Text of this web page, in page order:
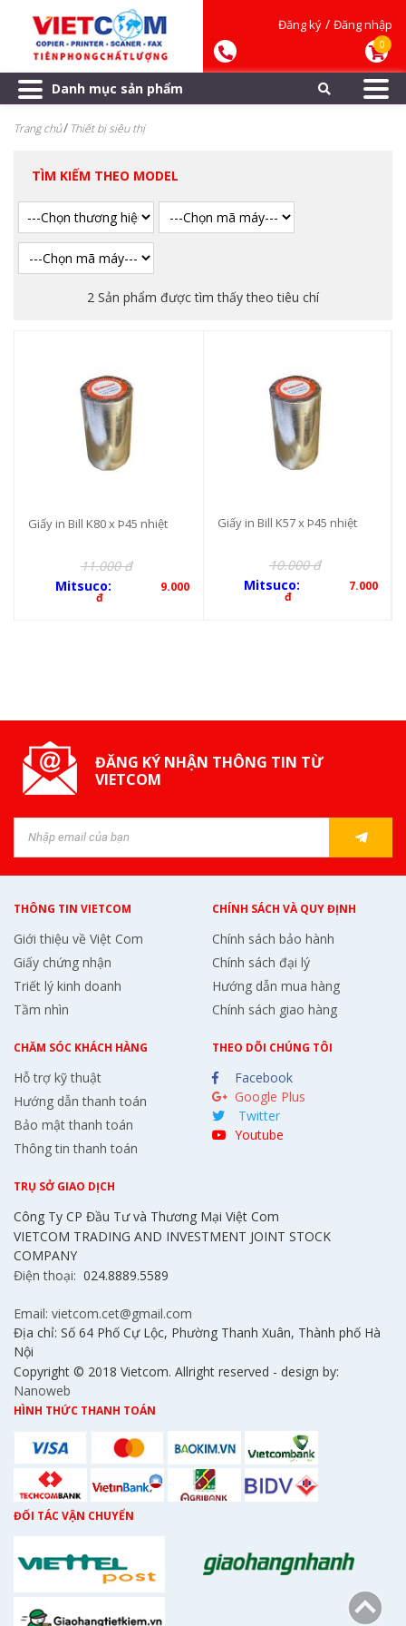
Đăng ký / Đăng nhập
0
Danh mục sản phẩm
Trang chủ Thiết bị siêu thị
TÌM KIẾM THEO MODEL
2 Sản phẩm được tìm thấy theo tiêu chí
Giấy in Bill K80 x Þ45 nhiệt
11.000 đ
Mitsuco:
9.000
đ
Giấy in Bill K57 x Þ45 nhiệt
10.000 đ
Mitsuco:
7.000
đ
ĐĂNG KÝ NHẬN THÔNG TIN TỪ
VIETCOM
THÔNG TIN VIETCOM
Giới thiệu về Việt Com
Giấy chứng nhận
Triết lý kinh doanh
Tầm nhìn
CHÍNH SÁCH VÀ QUY ĐỊNH
Chính sách bảo hành
Chính sách đại lý
Hướng dẫn mua hàng
Chính sách giao hàng
CHĂM SÓC KHÁCH HÀNG
Hỗ trợ kỹ thuật
Hướng dẫn thanh toán
Bảo mật thanh toán
Thông tin thanh toán
THEO DÕI CHÚNG TÔI
Facebook
Google Plus
Twitter
Youtube
TRỤ SỞ GIAO DỊCH
Công Ty CP Đầu Tư và Thương Mại Việt Com
VIETCOM TRADING AND INVESTMENT JOINT STOCK
COMPANY
Điện thoại: 024.8889.5589
Email: vietcom.cet@gmail.com
Địa chỉ: Số 64 Phố Cự Lộc, Phường Thanh Xuân, Thành phố Hà
Nội
Copyright © 2018 Vietcom. Allright reserved - design by:
Nanoweb
HÌNH THỨC THANH TOÁN
ĐỐI TÁC VẬN CHUYỂN